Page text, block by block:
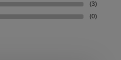
(3)
(0)